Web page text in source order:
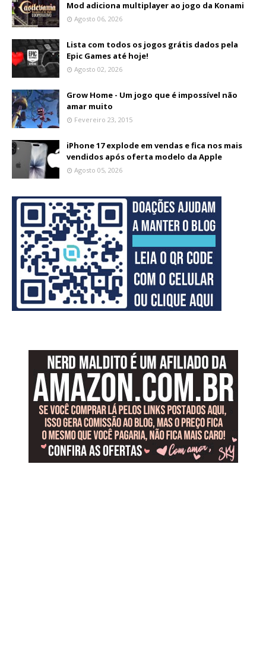
Mod adiciona multiplayer ao jogo da Konami
Agosto 06, 2026
Lista com todos os jogos grátis dados pela
Epic Games até hoje!
Agosto 02, 2026
Grow Home - Um jogo que é impossível não
amar muito
Fevereiro 23, 2015
iPhone 17 explode em vendas e fica nos mais
vendidos após oferta modelo da Apple
Agosto 05, 2026